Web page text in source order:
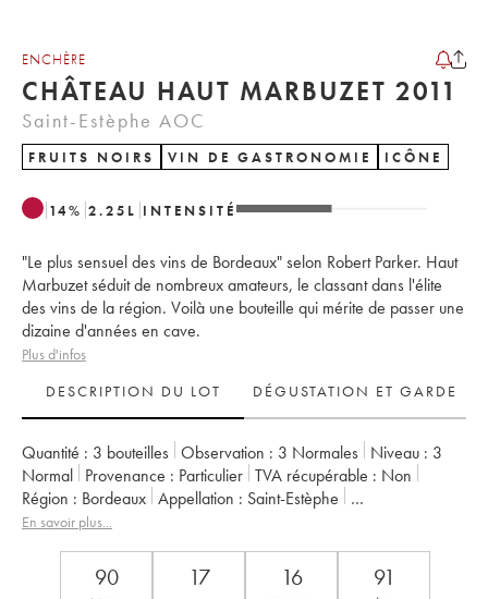
ENCHÈRE
CHÂTEAU HAUT MARBUZET 2011
Saint-Estèphe AOC
FRUITS NOIRS VIN DE GASTRONOMIE ICÔNE
14% 2.25 L INTENSITÉ
"Le plus sensuel des vins de Bordeaux" selon Robert Parker. Haut
Marbuzet séduit de nombreux amateurs, le classant dans l'élite
des vins de la région. Voilà une bouteille qui mérite de passer une
dizaine d'années en cave.
Plus d'infos
DESCRIPTION DU LOT
DÉGUSTATION ET GARDE
Quantité : 3 bouteilles Observation : 3 Normales Niveau : 3
Normal
Provenance : particulier TVA récupérable :
non
Région :
Bordeaux Appellation :
Saint-Estèphe
Propriétaire :
En savoir plus...
90 17 16 91